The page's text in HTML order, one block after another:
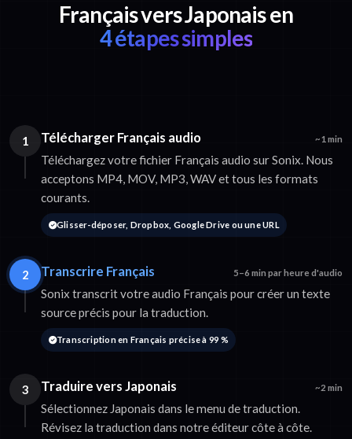
Français vers Japonais en
4 étapes simples
1 Télécharger Français audio ~1 min
Téléchargez votre fichier Français audio sur Sonix. Nous
acceptons MP4, MOV, MP3, WAV et tous les formats
courants.
Glisser-déposer, Dropbox, Google Drive ou une URL
2 Transcrire Français 5–6 min par heure d'audio
Sonix transcrit votre audio Français pour créer un texte
source précis pour la traduction.
Transcription en Français précise à 99 %
3 Traduire vers Japonais ~2 min
Sélectionnez Japonais dans le menu de traduction.
Révisez la traduction dans notre éditeur côte à côte.